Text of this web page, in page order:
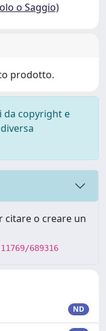
o Saggio)
prodotto.
da copyright e
citare o creare un
689316
ND